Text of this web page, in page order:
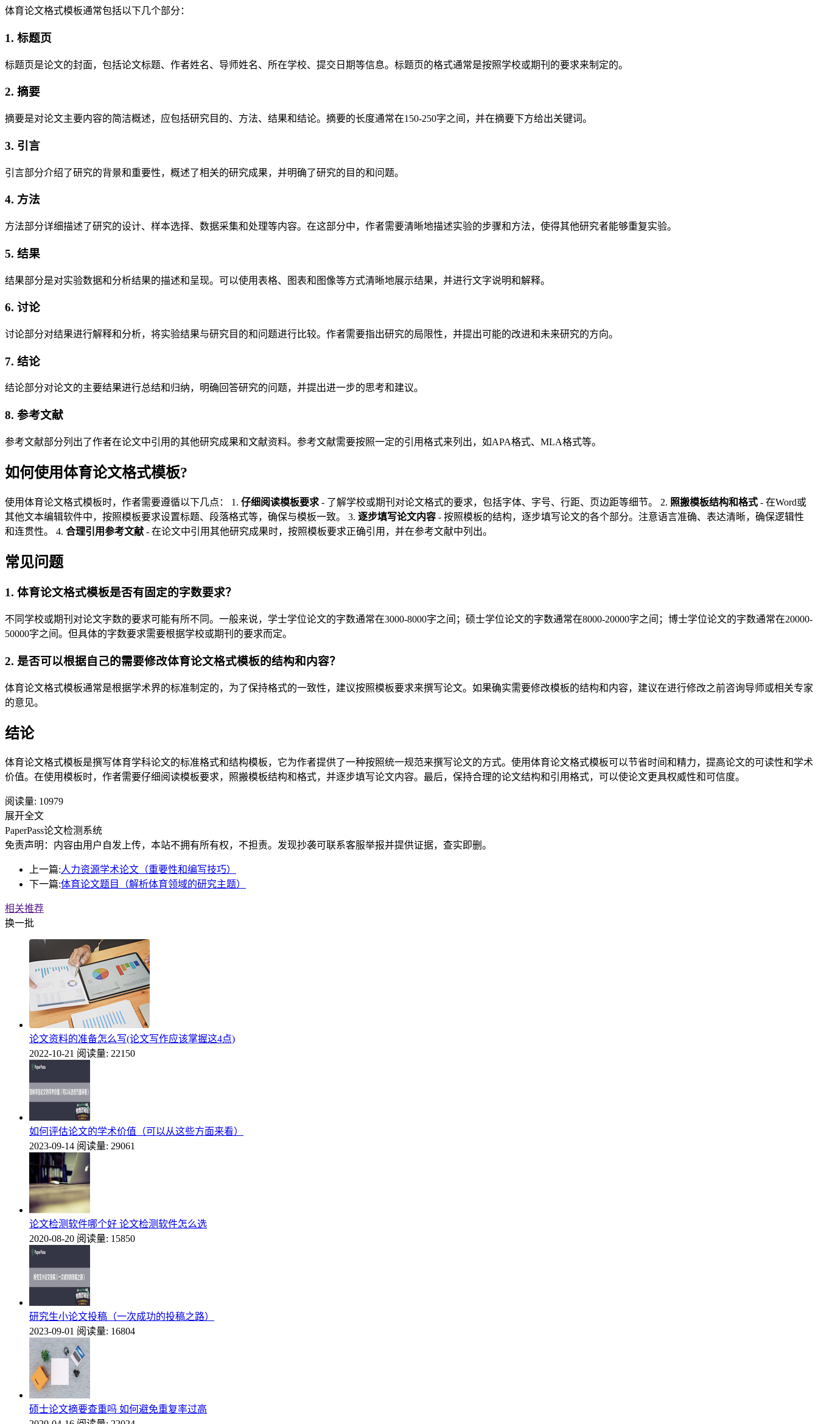
体育论文格式模板通常包括以下几个部分：
1. 标题页
标题页是论文的封面，包括论文标题、作者姓名、导师姓名、所在学校、提交日期等信息。标题页的格式通常是按照学校或期刊的要求来制定的。
2. 摘要
摘要是对论文主要内容的简洁概述，应包括研究目的、方法、结果和结论。摘要的长度通常在150-250字之间，并在摘要下方给出关键词。
3. 引言
引言部分介绍了研究的背景和重要性，概述了相关的研究成果，并明确了研究的目的和问题。
4. 方法
方法部分详细描述了研究的设计、样本选择、数据采集和处理等内容。在这部分中，作者需要清晰地描述实验的步骤和方法，使得其他研究者能够重复实验。
5. 结果
结果部分是对实验数据和分析结果的描述和呈现。可以使用表格、图表和图像等方式清晰地展示结果，并进行文字说明和解释。
6. 讨论
讨论部分对结果进行解释和分析，将实验结果与研究目的和问题进行比较。作者需要指出研究的局限性，并提出可能的改进和未来研究的方向。
7. 结论
结论部分对论文的主要结果进行总结和归纳，明确回答研究的问题，并提出进一步的思考和建议。
8. 参考文献
参考文献部分列出了作者在论文中引用的其他研究成果和文献资料。参考文献需要按照一定的引用格式来列出，如APA格式、MLA格式等。
如何使用体育论文格式模板?
使用体育论文格式模板时，作者需要遵循以下几点： 1. 仔细阅读模板要求 - 了解学校或期刊对论文格式的要求，包括字体、字号、行距、页边距等细节。 2. 照搬模板结构和格式 - 在Word或
其他文本编辑软件中，按照模板要求设置标题、段落格式等，确保与模板一致。 3. 逐步填写论文内容 - 按照模板的结构，逐步填写论文的各个部分。注意语言准确、表达清晰，确保逻辑性
和连贯性。 4. 合理引用参考文献 - 在论文中引用其他研究成果时，按照模板要求正确引用，并在参考文献中列出。
常见问题
1. 体育论文格式模板是否有固定的字数要求？
不同学校或期刊对论文字数的要求可能有所不同。一般来说，学士学位论文的字数通常在3000-8000字之间；硕士学位论文的字数通常在8000-20000字之间；博士学位论文的字数通常在20000-
50000字之间。但具体的字数要求需要根据学校或期刊的要求而定。
2. 是否可以根据自己的需要修改体育论文格式模板的结构和内容？
体育论文格式模板通常是根据学术界的标准制定的，为了保持格式的一致性，建议按照模板要求来撰写论文。如果确实需要修改模板的结构和内容，建议在进行修改之前咨询导师或相关专家
的意见。
结论
体育论文格式模板是撰写体育学科论文的标准格式和结构模板，它为作者提供了一种按照统一规范来撰写论文的方式。使用体育论文格式模板可以节省时间和精力，提高论文的可读性和学术
价值。在使用模板时，作者需要仔细阅读模板要求，照搬模板结构和格式，并逐步填写论文内容。最后，保持合理的论文结构和引用格式，可以使论文更具权威性和可信度。
阅读量: 10979
展开全文
PaperPass论文检测系统
免责声明：内容由用户自发上传，本站不拥有所有权，不担责。发现抄袭可联系客服举报并提供证据，查实即删。
上一篇:人力资源学术论文（重要性和编写技巧）
下一篇:体育论文题目（解析体育领域的研究主题）
相关推荐
换一批
论文资料的准备怎么写(论文写作应该掌握这4点)
2022-10-21 阅读量: 22150
如何评估论文的学术价值（可以从这些方面来看）
2023-09-14 阅读量: 29061
论文检测软件哪个好 论文检测软件怎么选
2020-08-20 阅读量: 15850
研究生小论文投稿（一次成功的投稿之路）
2023-09-01 阅读量: 16804
硕士论文摘要查重吗 如何避免重复率过高